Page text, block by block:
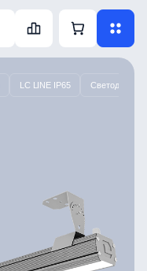
LC LINE IP65